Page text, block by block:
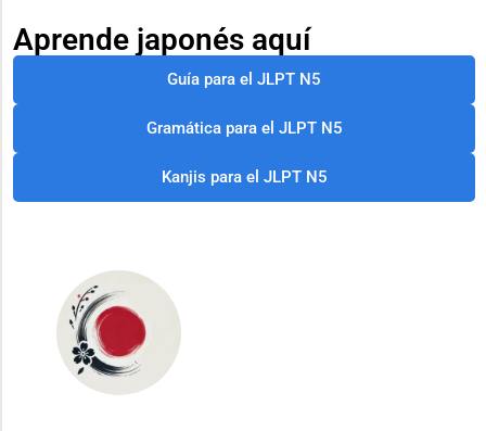
Aprende japonés aquí
Guía para el JLPT N5
Gramática para el JLPT N5
Kanjis para el JLPT N5